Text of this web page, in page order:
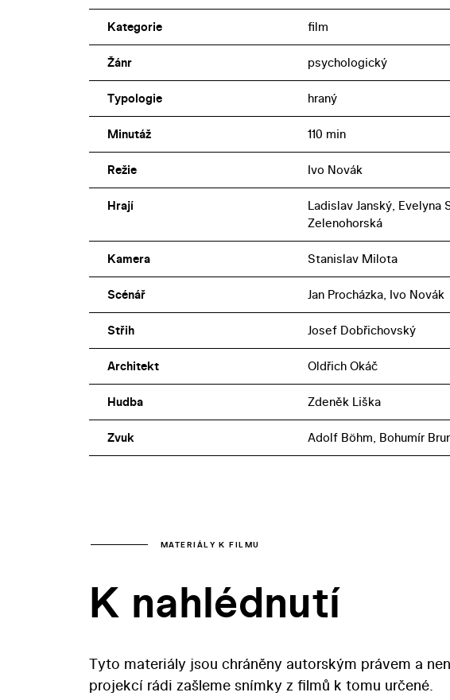
Kategorie film
Žánr psychologický
Typologie hraný
Minutáž 110 min
Režie Ivo Novák
Hrají
Ladislav Janský, Evelyna
Zelenohorská
Kamera Stanislav Milota
Scénář Jan Procházka, Ivo Novák
Střih Josef Dobřichovský
Architekt Oldřich Okáč
Hudba Zdeněk Liška
Zvuk Adolf Böhm, Bohumír
MATERIÁLY K FILMU
K nahlédnutí
Tyto materiály jsou chráněny autorským právem a
projekcí rádi zašleme snímky z filmů k tomu určené.